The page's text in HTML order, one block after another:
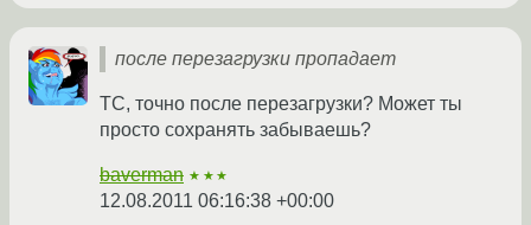
после перезагрузки пропадает
ТС, точно после перезагрузки? Может ты
просто сохранять забываешь?
baverman ★★★
12.08.2011 06:16:38 +00:00